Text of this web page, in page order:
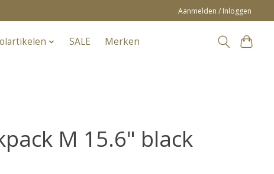
Aanmelden / Inloggen
SALE Merken
M 15.6" black